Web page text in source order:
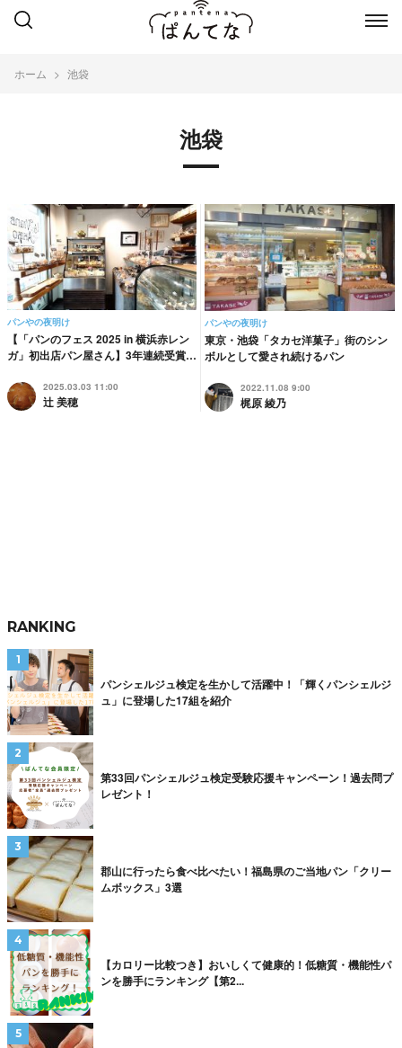
ホーム 池袋
池袋
パンやの夜明け
【「パンのフェス 2025 in 横浜赤レン
ガ」初出店パン屋さん】3年連続受賞…
2025.03.03 11:00
辻 美穂
パンやの夜明け
東京・池袋「タカセ洋菓子」街のシン
ボルとして愛され続けるパン
2022.11.08 9:00
梶原 綾乃
RANKING
パンシェルジュ検定を生かして活躍中！「輝くパンシェルジ
ュ」に登場した17組を紹介
第33回パンシェルジュ検定受験応援キャンペーン！過去問プ
レゼント！
郡山に行ったら食べ比べたい！福島県のご当地パン「クリー
ムボックス」3選
【カロリー比較つき】おいしくて健康的！低糖質・機能性パ
ンを勝手にランキング【第2...